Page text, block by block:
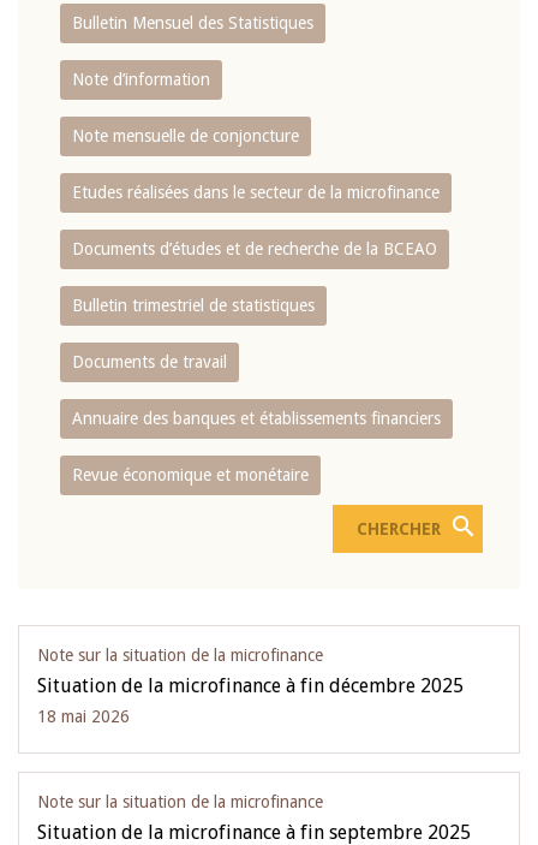
Bulletin Mensuel des Statistiques
Note d’information
Note mensuelle de conjoncture
Etudes réalisées dans le secteur de la microfinance
Documents d’études et de recherche de la BCEAO
Bulletin trimestriel de statistiques
Documents de travail
Annuaire des banques et établissements financiers
Revue économique et monétaire
Note sur la situation de la microfinance
Situation de la microfinance à fin décembre 2025
18 mai 2026
Note sur la situation de la microfinance
Situation de la microfinance à fin septembre 2025